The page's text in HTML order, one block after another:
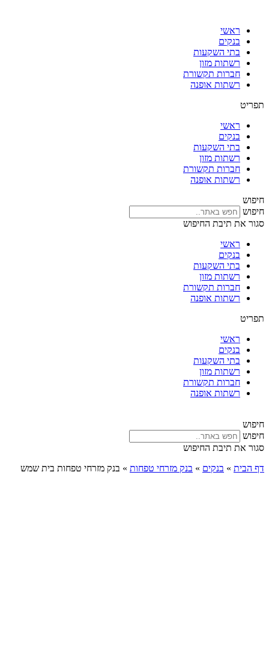
ראשי
בנקים
בתי השקעות
רשתות מזון
חברות תקשורת
רשתות אופנה
תפריט
ראשי
בנקים
בתי השקעות
רשתות מזון
חברות תקשורת
רשתות אופנה
חיפוש
חיפוש
סגור את תיבת החיפוש
ראשי
בנקים
בתי השקעות
רשתות מזון
חברות תקשורת
רשתות אופנה
תפריט
ראשי
בנקים
בתי השקעות
רשתות מזון
חברות תקשורת
רשתות אופנה
חיפוש
חיפוש
סגור את תיבת החיפוש
דף הבית » בנקים » בנק מזרחי טפחות » בנק מזרחי טפחות בית שמש